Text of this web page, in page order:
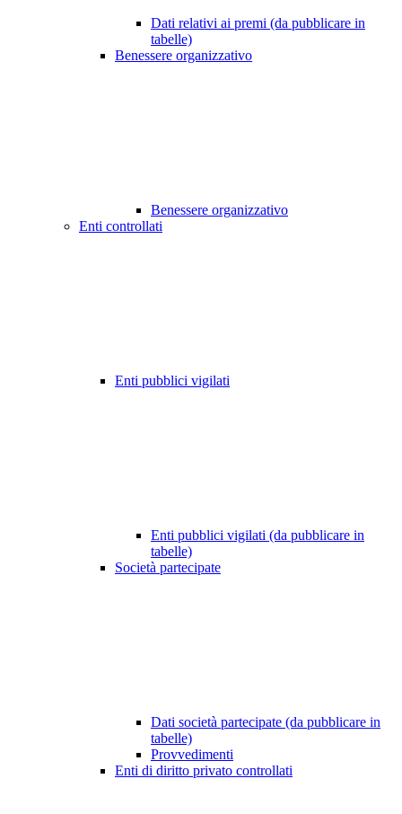
Dati relativi ai premi (da pubblicare in
tabelle)
Benessere organizzativo
Benessere organizzativo
Enti controllati
Enti pubblici vigilati
Enti pubblici vigilati (da pubblicare in
tabelle)
Società partecipate
Dati società partecipate (da pubblicare in
tabelle)
Provvedimenti
Enti di diritto privato controllati